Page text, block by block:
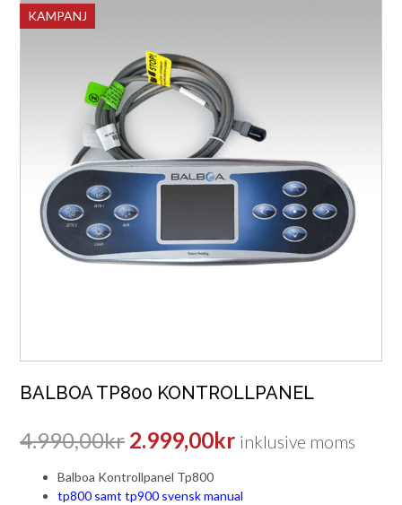
KAMPANJ
BALBOA TP800 KONTROLLPANEL
4.990,00kr Det
ursprungliga
2.999,00krDet
inklusive moms
Balboa Kontrollpanel Tp800
tp800 samt tp900 svensk manual